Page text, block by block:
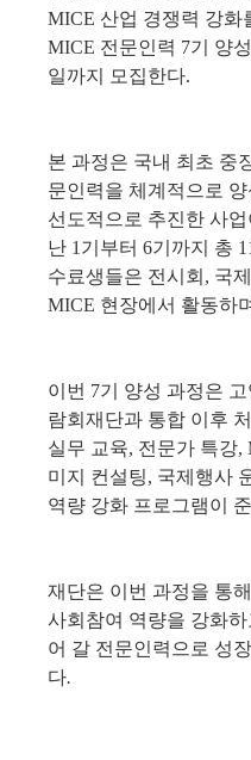
MICE 산업 경쟁력 강화
MICE 전문인력 7기 양
일까지 모집한다.
본 과정은 국내 최초 중
문인력을 체계적으로
선도적으로 추진한 사업
난 1 기부터 6기까지 총
수료생들은 전시회 , 국
MICE 현장에서 활동하
이번 7기 양성 과정은
람회재단과 통합 이후
실무 교육, 전문가 특강,
미지 컨설팅, 국제행사
역량 강화 프로그램이
재단은 이번 과정을 통
사회참여 역량을 강화하
어 갈 전문인력으로 성
다.